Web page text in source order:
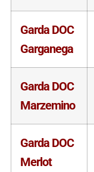
Garda DOC
Garganega
Garda DOC
Marzemino
Garda DOC
Merlot